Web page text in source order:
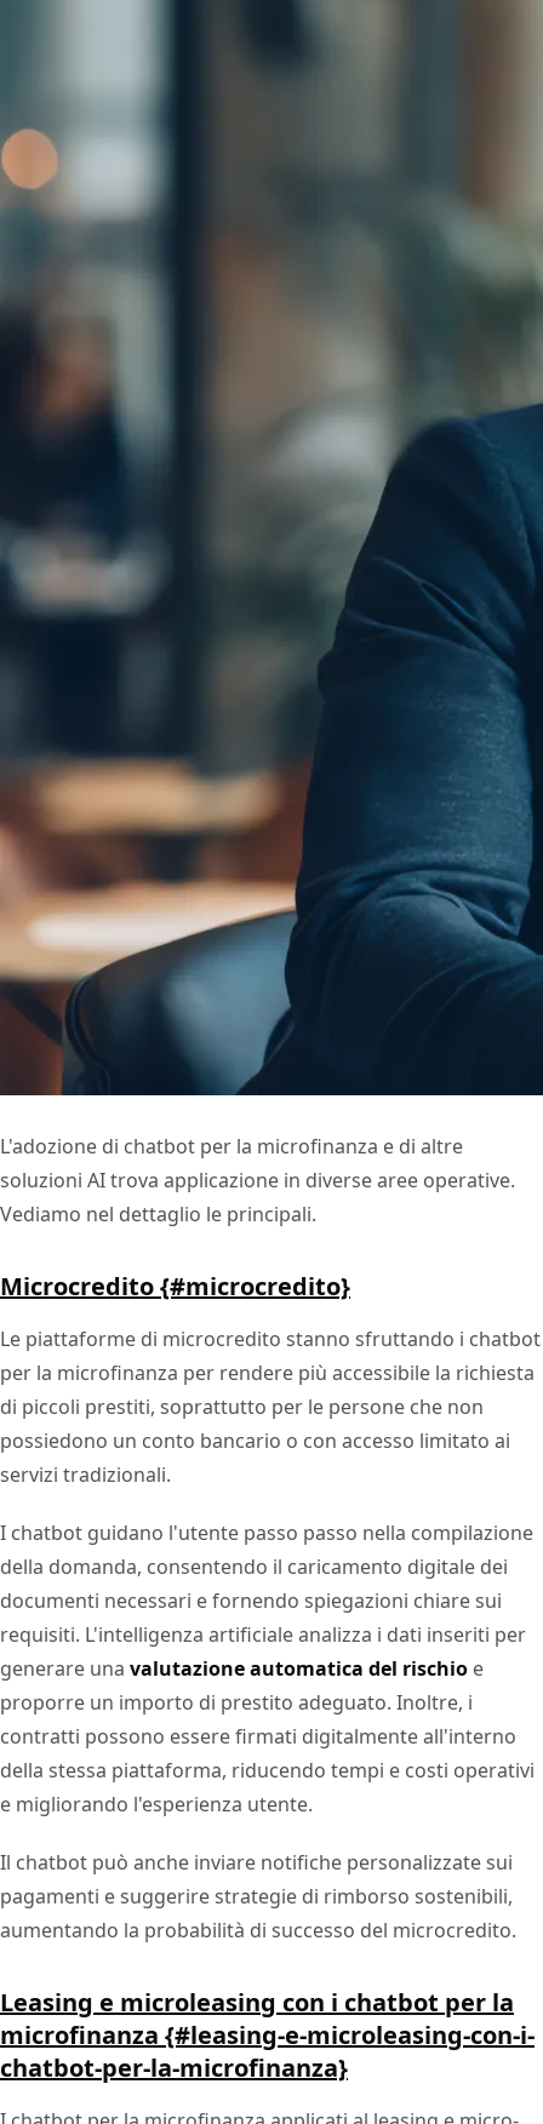
L'adozione di chatbot per la microfinanza e di altre
soluzioni AI trova applicazione in diverse aree operative.
Vediamo nel dettaglio le principali.
Microcredito {#microcredito}
Le piattaforme di microcredito stanno sfruttando i chatbot
per la microfinanza per rendere più accessibile la richiesta
di piccoli prestiti, soprattutto per le persone che non
possiedono un conto bancario o con accesso limitato ai
servizi tradizionali.
I chatbot guidano l'utente passo passo nella compilazione
della domanda, consentendo il caricamento digitale dei
documenti necessari e fornendo spiegazioni chiare sui
requisiti. L'intelligenza artificiale analizza i dati inseriti per
generare una valutazione automatica del rischio e
proporre un importo di prestito adeguato. Inoltre, i
contratti possono essere firmati digitalmente all'interno
della stessa piattaforma, riducendo tempi e costi operativi
e migliorando l'esperienza utente.
Il chatbot può anche inviare notifiche personalizzate sui
pagamenti e suggerire strategie di rimborso sostenibili,
aumentando la probabilità di successo del microcredito.
Leasing e microleasing con i chatbot per la
microfinanza {#leasing-e-microleasing-con-i-
chatbot-per-la-microfinanza}